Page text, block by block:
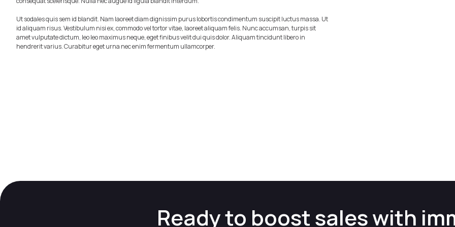
Ut sodales quis sem id blandit. Nam laoreet diam dignissim purus lobortis condimentum suscipit luctus massa. Ut
id aliquam risus. Vestibulum nisi ex, commodo vel tortor vitae, laoreet aliquam felis. Nunc accumsan, turpis sit
amet vulputate dictum, leo leo maximus neque, eget finibus velit dui quis dolor. Aliquam tincidunt libero in
hendrerit varius. Curabitur eget urna nec enim fermentum ullamcorper.
Ready to boost sales with